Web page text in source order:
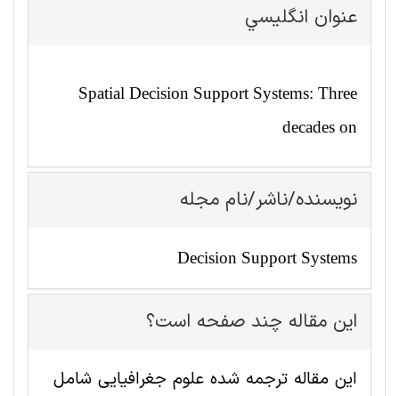
عنوان انگليسي
Spatial Decision Support Systems: Three
decades on
نویسنده/ناشر/نام مجله
Decision Support Systems
این مقاله چند صفحه است؟
این مقاله ترجمه شده علوم جغرافيايی شامل